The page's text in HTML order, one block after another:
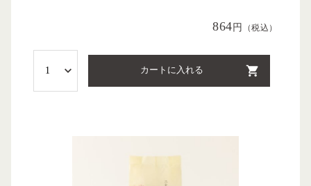
864 円 （税込）
カートに入れる